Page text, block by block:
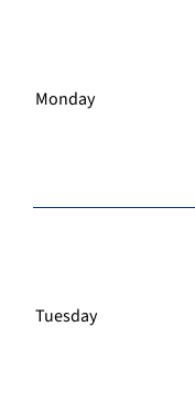
Monday
Tuesday